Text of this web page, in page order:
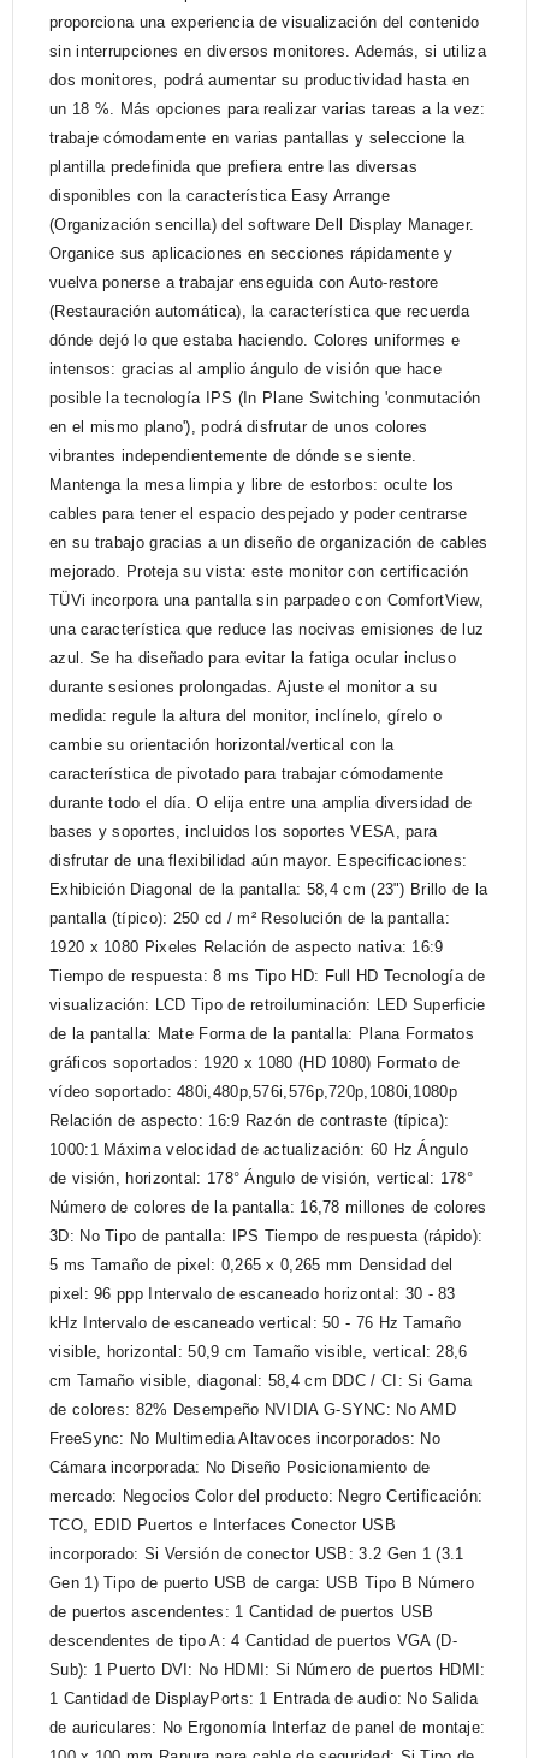
proporciona una experiencia de visualización del contenido
sin interrupciones en diversos monitores. Además, si utiliza
dos monitores, podrá aumentar su productividad hasta en
un 18 %. Más opciones para realizar varias tareas a la vez:
trabaje cómodamente en varias pantallas y seleccione la
plantilla predefinida que prefiera entre las diversas
disponibles con la característica Easy Arrange
(Organización sencilla) del software Dell Display Manager.
Organice sus aplicaciones en secciones rápidamente y
vuelva ponerse a trabajar enseguida con Auto-restore
(Restauración automática), la característica que recuerda
dónde dejó lo que estaba haciendo. Colores uniformes e
intensos: gracias al amplio ángulo de visión que hace
posible la tecnología IPS (In Plane Switching 'conmutación
en el mismo plano'), podrá disfrutar de unos colores
vibrantes independientemente de dónde se siente.
Mantenga la mesa limpia y libre de estorbos: oculte los
cables para tener el espacio despejado y poder centrarse
en su trabajo gracias a un diseño de organización de cables
mejorado. Proteja su vista: este monitor con certificación
TÜVi incorpora una pantalla sin parpadeo con ComfortView,
una característica que reduce las nocivas emisiones de luz
azul. Se ha diseñado para evitar la fatiga ocular incluso
durante sesiones prolongadas. Ajuste el monitor a su
medida: regule la altura del monitor, inclínelo, gírelo o
cambie su orientación horizontal/vertical con la
característica de pivotado para trabajar cómodamente
durante todo el día. O elija entre una amplia diversidad de
bases y soportes, incluidos los soportes VESA, para
disfrutar de una flexibilidad aún mayor. Especificaciones:
Exhibición Diagonal de la pantalla: 58,4 cm (23") Brillo de la
pantalla (típico): 250 cd / m² Resolución de la pantalla:
1920 x 1080 Pixeles Relación de aspecto nativa: 16:9
Tiempo de respuesta: 8 ms Tipo HD: Full HD Tecnología de
visualización: LCD Tipo de retroiluminación: LED Superficie
de la pantalla: Mate Forma de la pantalla: Plana Formatos
gráficos soportados: 1920 x 1080 (HD 1080) Formato de
vídeo soportado: 480i,480p,576i,576p,720p,1080i,1080p
Relación de aspecto: 16:9 Razón de contraste (típica):
1000:1 Máxima velocidad de actualización: 60 Hz Ángulo
de visión, horizontal: 178° Ángulo de visión, vertical: 178°
Número de colores de la pantalla: 16,78 millones de colores
3D: No Tipo de pantalla: IPS Tiempo de respuesta (rápido):
5 ms Tamaño de pixel: 0,265 x 0,265 mm Densidad del
pixel: 96 ppp Intervalo de escaneado horizontal: 30 - 83
kHz Intervalo de escaneado vertical: 50 - 76 Hz Tamaño
visible, horizontal: 50,9 cm Tamaño visible, vertical: 28,6
cm Tamaño visible, diagonal: 58,4 cm DDC / CI: Si Gama
de colores: 82% Desempeño NVIDIA G-SYNC: No AMD
FreeSync: No Multimedia Altavoces incorporados: No
Cámara incorporada: No Diseño Posicionamiento de
mercado: Negocios Color del producto: Negro Certificación:
TCO, EDID Puertos e Interfaces Conector USB
incorporado: Si Versión de conector USB: 3.2 Gen 1 (3.1
Gen 1) Tipo de puerto USB de carga: USB Tipo B Número
de puertos ascendentes: 1 Cantidad de puertos USB
descendentes de tipo A: 4 Cantidad de puertos VGA (D-
Sub): 1 Puerto DVI: No HDMI: Si Número de puertos HDMI:
1 Cantidad de DisplayPorts: 1 Entrada de audio: No Salida
de auriculares: No Ergonomía Interfaz de panel de montaje: